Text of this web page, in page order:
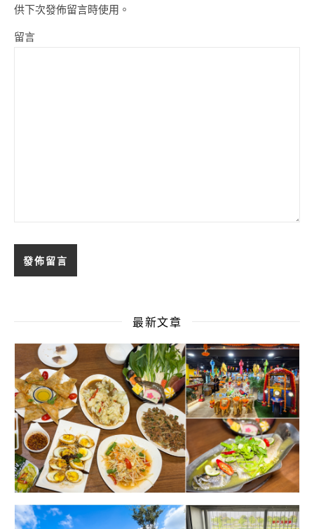
供下次發佈留言時使用。
留言
最新文章